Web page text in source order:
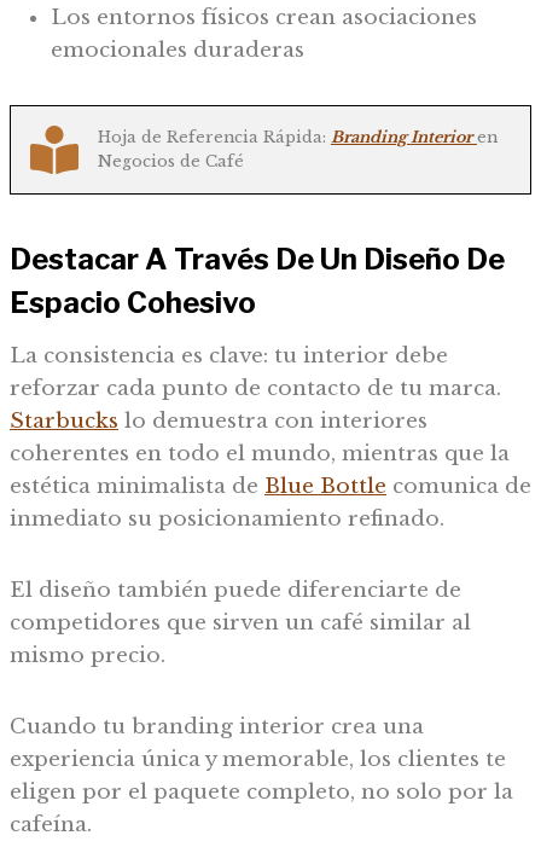
Los entornos físicos crean asociaciones
emocionales duraderas
Hoja de Referencia Rápida: Branding Interior en
Negocios de Café
Destacar A Través De Un Diseño De
Espacio Cohesivo
La consistencia es clave: tu interior debe
reforzar cada punto de contacto de tu marca.
Starbucks lo demuestra con interiores
coherentes en todo el mundo, mientras que la
estética minimalista de Blue Bottle comunica de
inmediato su posicionamiento refinado.
El diseño también puede diferenciarte de
competidores que sirven un café similar al
mismo precio.
Cuando tu branding interior crea una
experiencia única y memorable, los clientes te
eligen por el paquete completo, no solo por la
cafeína.